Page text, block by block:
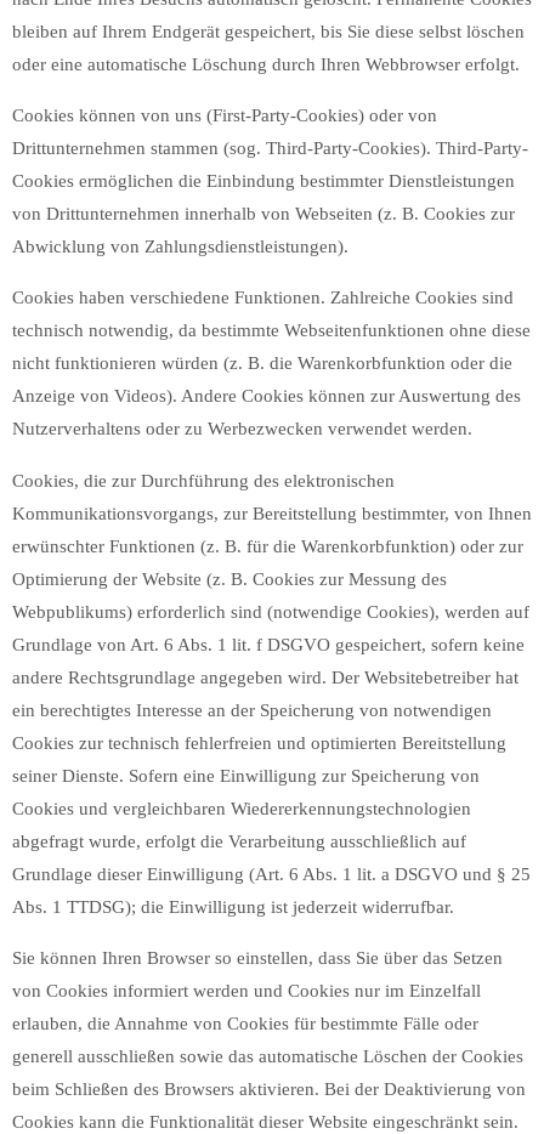
bleiben auf Ihrem Endgerät gespeichert, bis Sie diese selbst löschen
oder eine automatische Löschung durch Ihren Webbrowser erfolgt.
Cookies können von uns (First-Party-Cookies) oder von
Drittunternehmen stammen (sog. Third-Party-Cookies). Third-Party-
Cookies ermöglichen die Einbindung bestimmter Dienstleistungen
von Drittunternehmen innerhalb von Webseiten (z. B. Cookies zur
Abwicklung von Zahlungsdienstleistungen).
Cookies haben verschiedene Funktionen. Zahlreiche Cookies sind
technisch notwendig, da bestimmte Webseitenfunktionen ohne diese
nicht funktionieren würden (z. B. die Warenkorbfunktion oder die
Anzeige von Videos). Andere Cookies können zur Auswertung des
Nutzerverhaltens oder zu Werbezwecken verwendet werden.
Cookies, die zur Durchführung des elektronischen
Kommunikationsvorgangs, zur Bereitstellung bestimmter, von Ihnen
erwünschter Funktionen (z. B. für die Warenkorbfunktion) oder zur
Optimierung der Website (z. B. Cookies zur Messung des
Webpublikums) erforderlich sind (notwendige Cookies), werden auf
Grundlage von Art. 6 Abs. 1 lit. f DSGVO gespeichert, sofern keine
andere Rechtsgrundlage angegeben wird. Der Websitebetreiber hat
ein berechtigtes Interesse an der Speicherung von notwendigen
Cookies zur technisch fehlerfreien und optimierten Bereitstellung
seiner Dienste. Sofern eine Einwilligung zur Speicherung von
Cookies und vergleichbaren Wiedererkennungstechnologien
abgefragt wurde, erfolgt die Verarbeitung ausschließlich auf
Grundlage dieser Einwilligung (Art. 6 Abs. 1 lit. a DSGVO und § 25
Abs. 1 TTDSG); die Einwilligung ist jederzeit widerrufbar.
Sie können Ihren Browser so einstellen, dass Sie über das Setzen
von Cookies informiert werden und Cookies nur im Einzelfall
erlauben, die Annahme von Cookies für bestimmte Fälle oder
generell ausschließen sowie das automatische Löschen der Cookies
beim Schließen des Browsers aktivieren. Bei der Deaktivierung von
Cookies kann die Funktionalität dieser Website eingeschränkt sein.